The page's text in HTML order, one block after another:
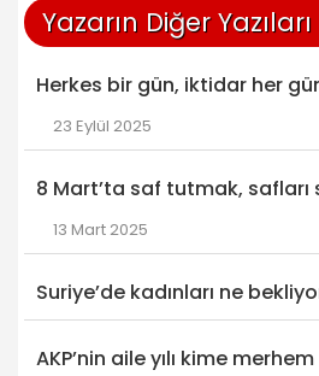
Yazarın Diğer Yazıları
Herkes bir gün, iktidar her
23 Eylül 2025
8 Mart’ta saf tutmak, safları
13 Mart 2025
Suriye’de kadınları ne
AKP’nin aile yılı kime